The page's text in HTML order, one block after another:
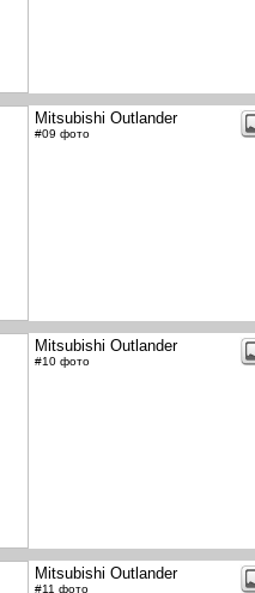
Mitsubishi Outlander
#09 фото
Mitsubishi Outlander
#10 фото
Mitsubishi Outlander
#11 фото